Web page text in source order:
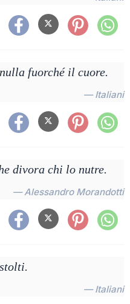
fuorché il cuore.
— Italiani
divora chi lo nutre.
— Alessandro Morandotti
— Italiani